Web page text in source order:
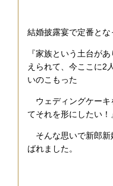
結婚披露宴で定番と
『家族という土台が
えられて、今ここに2
いのこもった
ウェディングケーキ
てそれを形にしたい！
そんな思いで新郎新
ばれました。